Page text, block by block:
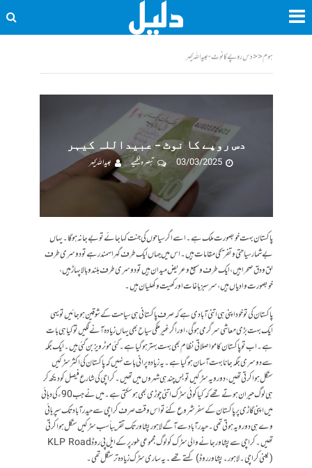
ہوم<<دس روپے کا نوٹ - عبیداللہ کیہر
دس روپے کا نوٹ – عبیداللہ کیہر
03/03/2025
تبصرہ لکھیے عبیداللہ کیہر
پاکستان بہت خوبصورت ملک ہے۔ اسے اگر سیاحوں کی جنت کہا جائے تو بے جا نہ ہوگا۔ یہاں
بے شمار سیاحتی و تفریحی مقامات ہیں۔ اس میں جہاں ایک طرف گہرا سمندر ہے تو دوسری طرف
لق و دق صحرا ہیں، ایک طرف وسیع و عریض میدان ہیں تو دوسری طرف بلند و بالا پہاڑ ہیں،
خوبصورت وادیاں ہیں، سرسبز باغات اور کھیت و کھلیان ہیں۔
پاکستان کی تو خود اپنی ہی اتنی آبادی ہے کہ صرف پاکستانی ہی سیاحت کے شوقین ہو جائیں تو یہی
ایک بہت بڑی معاشی سرگرمی ہوگی، اور اگر غیر ملکی سیاح بھی یہاں زیادہ آنے لگیں تو کیا ہی بات
ہے۔اب تو پاکستان کا مواصلاتی نظام بھی بہت بہتر ہوگیا ہے۔ کئی موٹرویز بن گئی ہیں۔ ایک جگہ
سے دوسری جگہ جانا بہت آسان ہوگیا ہے۔ یہ زیادہ پرانی بات نہیں کہ پاکستان کی اکثر سڑکیں
سنگل ہوا کرتی تھیں، دو رویہ سڑکیں تو بس چند ہی شہروں میں تھیں۔ کراچی کی شارع فیصل کو دیکھ کر
ہی لوگ حیران ہوتے تھے کہ کیا کوئی سڑک اتنی چوڑی بھی ہو سکتی ہے۔ میں نے جب 90ء کی دہائی
میں اپنی گاڑی پر پاکستان کے سفر شروع کئے تو اس وقت صرف کراچی سے حیدرآباد تک سپر ہائی
وے ہی دو رویہ ہوتی تھی۔ حیدرآباد سے آگے لاہور پشاور تک تقریباً سب سڑکیں سنگل ہوا کرتی
تھیں۔کراچی سے پشاور جانے والی سڑک کو لوگ مجموعی طور پر کے ایل پی روڈ KLP Road
(یعنی کراچی۔لاہور۔پشاور روڈ) کہتے تھے۔ یہ ساری سڑک زیادہ تر سنگل تھی۔